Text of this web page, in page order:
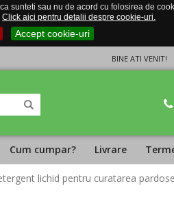
sunteti sau nu de acord cu folosirea de
Click aici pentru detalii despre cookie-uri.
Accept cookie-uri
BINE ATI VENIT!
Cum cumpar? Livrare
lichid pentru curatarea